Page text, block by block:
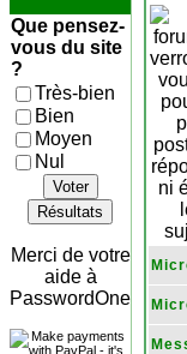
Que pensez-
vous du site
?
Très-bien
Bien
Moyen
Nul
Voter
Résultats
Merci de votre
aide à
PasswordOne